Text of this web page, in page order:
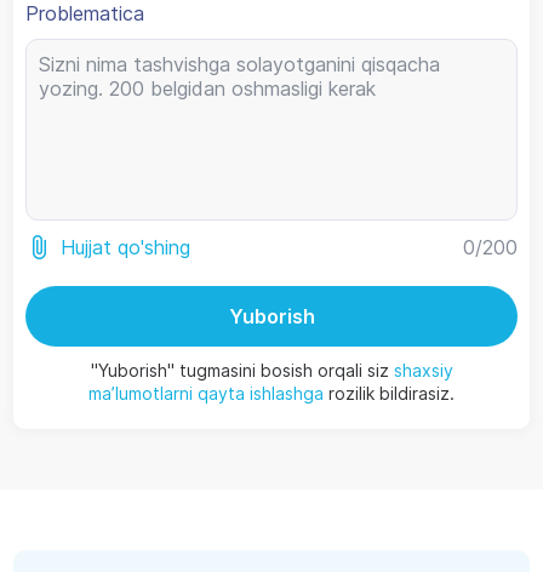
Problematica
Hujjat qo'shing 0/200
Yuborish
"Yuborish" tugmasini bosish orqali siz shaxsiy
ma’lumotlarni qayta ishlashga rozilik bildirasiz.